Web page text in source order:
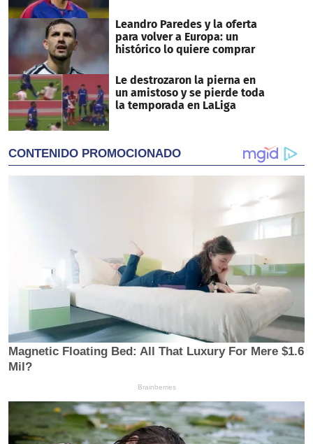
Leandro Paredes y la oferta
para volver a Europa: un
histórico lo quiere comprar
Le destrozaron la pierna en
un amistoso y se pierde toda
la temporada en LaLiga